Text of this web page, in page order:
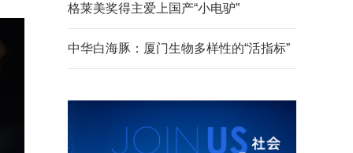
格莱美奖得主爱上国产“小电驴”
中华白海豚：厦门生物多样性的“活指标”